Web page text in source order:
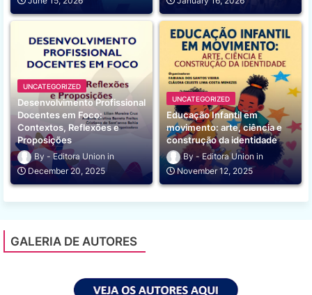
UNCATEGORIZED
Desenvolvimento Profissional
Docentes em Foco:
Contextos, Reflexões e
Proposições
Editora Union
December 20, 2025
UNCATEGORIZED
Educação Infantil em
movimento: arte, ciência e
construção da identidade
Editora Union
November 12, 2025
GALERIA DE AUTORES